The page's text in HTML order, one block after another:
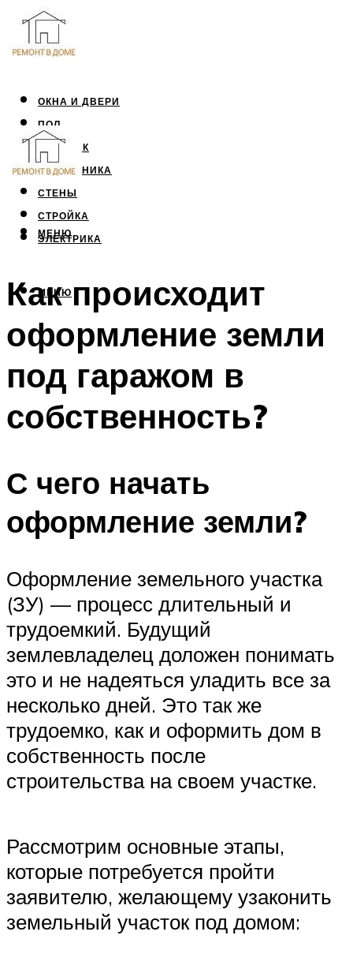
ОКНА И ДВЕРИ
ПОЛ
ПОТОЛОК
САНТЕХНИКА
СТЕНЫ
СТРОЙКА
ЭЛЕКТРИКА
МЕНЮ
МЕНЮ
Как происходит
оформление земли
под гаражом в
собственность?
С чего начать
оформление земли?
Оформление земельного участка
(ЗУ) — процесс длительный и
трудоемкий. Будущий
землевладелец доложен понимать
это и не надеяться уладить все за
несколько дней. Это так же
трудоемко, как и оформить дом в
собственность после
строительства на своем участке.
Рассмотрим основные этапы,
которые потребуется пройти
заявителю, желающему узаконить
земельный участок под домом: